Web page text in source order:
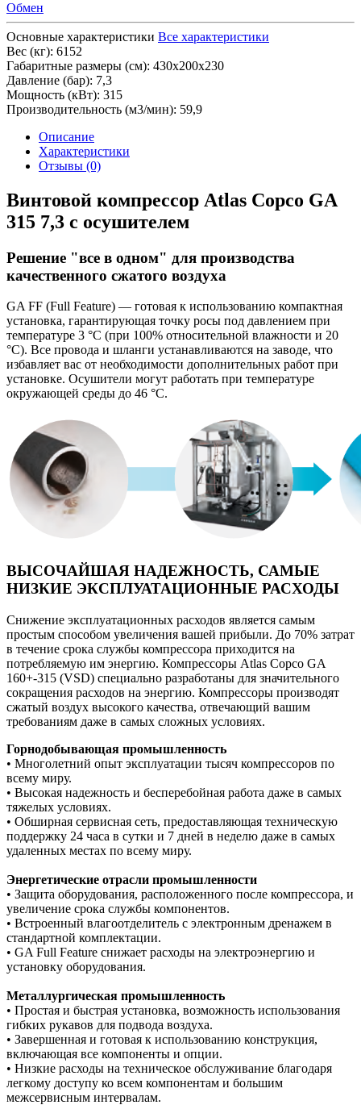
Обмен
Основные характеристики Все характеристики
Вес (кг): 6152
Габаритные размеры (см): 430х200х230
Давление (бар): 7,3
Мощность (кВт): 315
Производительность (м3/мин): 59,9
Описание
Характеристики
Отзывы (0)
Винтовой компрессор Atlas Copco GA
315 7,3 с осушителем
Решение "все в одном" для производства
качественного сжатого воздуха
GA FF (Full Feature) — готовая к использованию компактная
установка, гарантирующая точку росы под давлением при
температуре 3 °C (при 100% относительной влажности и 20
°C). Все провода и шланги устанавливаются на заводе, что
избавляет вас от необходимости дополнительных работ при
установке. Осушители могут работать при температуре
окружающей среды до 46 °C.
ВЫСОЧАЙШАЯ НАДЕЖНОСТЬ, САМЫЕ
НИЗКИЕ ЭКСПЛУАТАЦИОННЫЕ РАСХОДЫ
Снижение эксплуатационных расходов является самым
простым способом увеличения вашей прибыли. До 70% затрат
в течение срока службы компрессора приходится на
потребляемую им энергию. Компрессоры Atlas Copco GA
160+-315 (VSD) специально разработаны для значительного
сокращения расходов на энергию. Компрессоры производят
сжатый воздух высокого качества, отвечающий вашим
требованиям даже в самых сложных условиях.
Горнодобывающая промышленность
• Многолетний опыт эксплуатации тысяч компрессоров по
всему миру.
• Высокая надежность и бесперебойная работа даже в самых
тяжелых условиях.
• Обширная сервисная сеть, предоставляющая техническую
поддержку 24 часа в сутки и 7 дней в неделю даже в самых
удаленных местах по всему миру.
Энергетические отрасли промышленности
• Защита оборудования, расположенного после компрессора, и
увеличение срока службы компонентов.
• Встроенный влагоотделитель с электронным дренажем в
стандартной комплектации.
• GA Full Feature снижает расходы на электроэнергию и
установку оборудования.
Металлургическая промышленность
• Простая и быстрая установка, возможность использования
гибких рукавов для подвода воздуха.
• Завершенная и готовая к использованию конструкция,
включающая все компоненты и опции.
• Низкие расходы на техническое обслуживание благодаря
легкому доступу ко всем компонентам и большим
межсервисным интервалам.